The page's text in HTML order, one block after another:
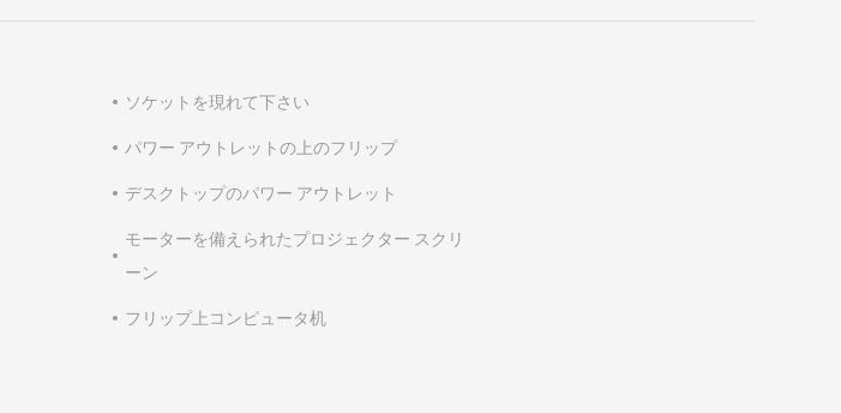
ソケットを現れて下さい
パワー アウトレットの上のフリップ
デスクトップのパワー アウトレット
モーターを備えられたプロジェクター スクリ
ーン
フリップ上コンピュータ机